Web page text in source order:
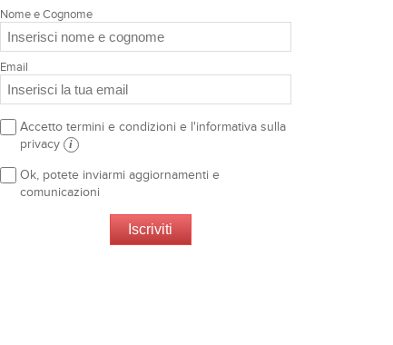
Nome e Cognome
Email
Accetto termini e condizioni e l'informativa sulla
privacy i
Ok, potete inviarmi aggiornamenti e
comunicazioni